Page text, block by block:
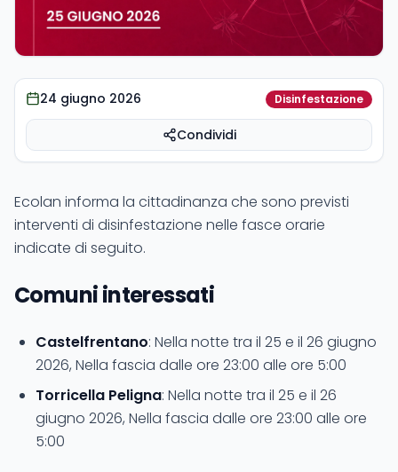
800 02 02 29 Email
Dove lo butto?
24 giugno 2026 Disinfestazione
Condividi
Ecolan informa la cittadinanza che sono previsti
interventi di disinfestazione nelle fasce orarie
indicate di seguito.
Comuni interessati
Castelfrentano: Nella notte tra il 25 e il 26 giugno
2026, Nella fascia dalle ore 23:00 alle ore 5:00
Torricella Peligna: Nella notte tra il 25 e il 26
giugno 2026, Nella fascia dalle ore 23:00 alle ore
5:00